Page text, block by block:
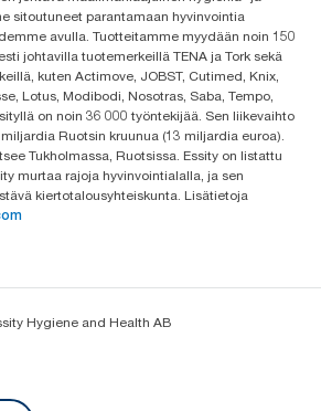
sitoutuneet parantamaan hyvinvointia
avulla. Tuotteitamme myydään noin 150
johtavilla tuotemerkeillä TENA ja Tork sekä
kuten Actimove, JOBST, Cutimed, Knix,
Lotus, Modibodi, Nosotras, Saba, Tempo,
on noin 36 000 työntekijää. Sen liikevaihto
Ruotsin kruunua (13 miljardia euroa).
Tukholmassa, Ruotsissa. Essity on listattu
murtaa rajoja hyvinvointialalla, ja sen
kiertotalousyhteiskunta. Lisätietoja
Hygiene and Health AB